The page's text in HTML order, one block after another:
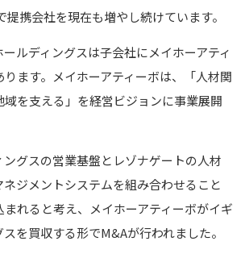
携会社を現在も増やし続けています。
ルディングスは子会社にメイホーアティ
ます。メイホーアティーボは、「人材関
を支える」を経営ビジョンに事業展開
ングスの営業基盤とレゾナゲートの人材
ジメントシステムを組み合わせること
れると考え、メイホーアティーボがイギ
を買収する形でM&Aが行われました。